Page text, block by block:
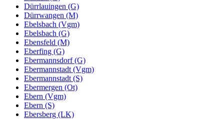
Dürrlauingen (G)
Dürrwangen (M)
Ebelsbach (Vgm)
Ebelsbach (G)
Ebensfeld (M)
Eberfing (G)
Ebermannsdorf (G)
Ebermannstadt (Vgm)
Ebermannstadt (S)
Ebermergen (Ot)
Ebern (Vgm)
Ebern (S)
Ebersberg (LK)